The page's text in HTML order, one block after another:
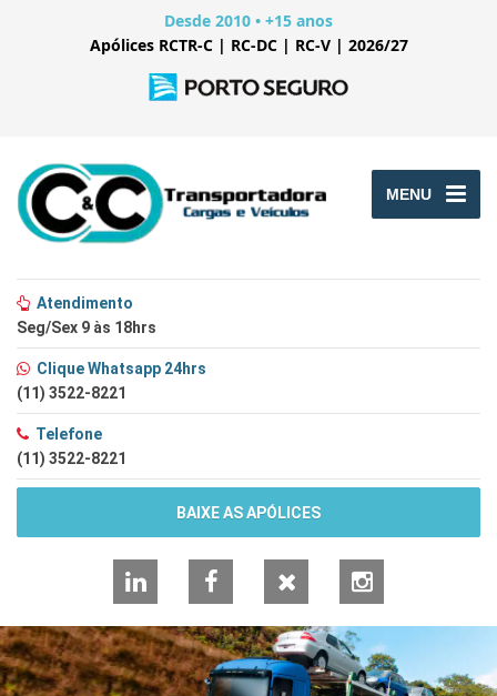
Desde 2010 • +15 anos
Apólices RCTR-C | RC-DC | RC-V | 2026/27
MENU
Atendimento
Seg/Sex 9 às 18hrs
Clique Whatsapp 24hrs
(11) 3522-8221
Telefone
(11) 3522-8221
BAIXE AS APÓLICES
LinkedInFacebook Instagram